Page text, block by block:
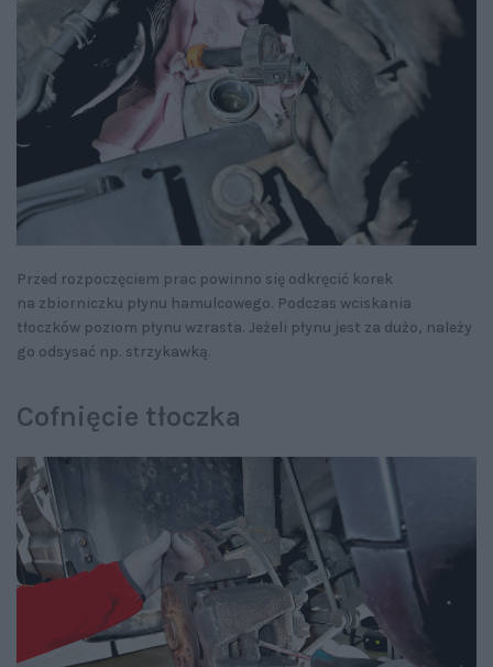
Przed rozpoczęciem prac powinno się odkręcić korek
na zbiorniczku płynu hamulcowego. Podczas wciskania
tłoczków poziom płynu wzrasta. Jeżeli płynu jest za dużo, należy
go odsysać np. strzykawką.
Cofnięcie tłoczka